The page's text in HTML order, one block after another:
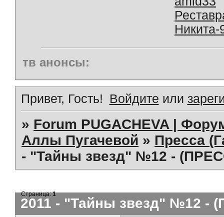
Никита-
тв анонсы:
Привет, Гость! Войдите или
» Forum PUGACHEVA |
Аллы Пугачевой » Пресса
- "Тайны звезд" №12 -
2011 - "Тайны звезд" №12 -
Страница:1